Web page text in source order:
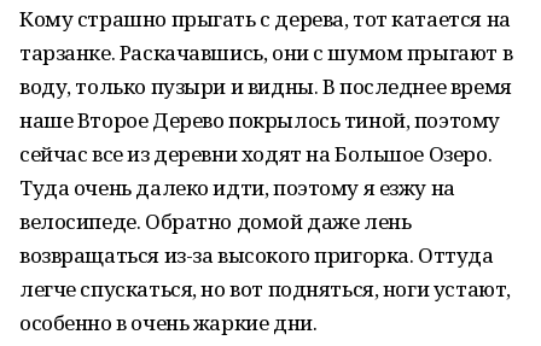
Кому страшно прыгать с дерева, тот катается на
тарзанке. Раскачавшись, они с шумом прыгают в
воду, только пузыри и видны. В последнее время
наше Второе Дерево покрылось тиной, поэтому
сейчас все из деревни ходят на Большое Озеро.
Туда очень далеко идти, поэтому я езжу на
велосипеде. Обратно домой даже лень
возвращаться из-за высокого пригорка. Оттуда
легче спускаться, но вот подняться, ноги устают,
особенно в очень жаркие дни.